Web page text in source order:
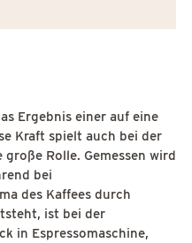
Ergebnis einer auf eine
Kraft spielt auch bei der
Rolle. Gemessen wird
bei
des Kaffees durch
ist bei der
in Espressomaschine,